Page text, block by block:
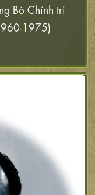
Bộ Chính trị
1975)